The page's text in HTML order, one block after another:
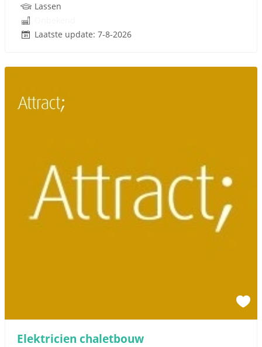
Lassen
Laatste update: 7-8-2026
Elektricien chaletbouw